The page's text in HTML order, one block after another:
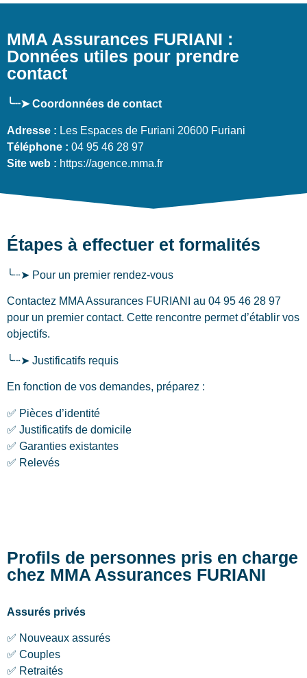
MMA Assurances FURIANI :
Données utiles pour prendre
contact
╰┈➤ Coordonnées de contact
Adresse : Les Espaces de Furiani 20600 Furiani
Téléphone : 04 95 46 28 97
Site web : https://agence.mma.fr
Étapes à effectuer et formalités
╰┈➤ Pour un premier rendez-vous
Contactez MMA Assurances FURIANI au 04 95 46 28 97
pour un premier contact. Cette rencontre permet d’établir vos
objectifs.
╰┈➤ Justificatifs requis
En fonction de vos demandes, préparez :
✅ Pièces d’identité
✅ Justificatifs de domicile
✅ Garanties existantes
✅ Relevés
Profils de personnes pris en charge
chez MMA Assurances FURIANI
Assurés privés
✅ Nouveaux assurés
✅ Couples
✅ Retraités